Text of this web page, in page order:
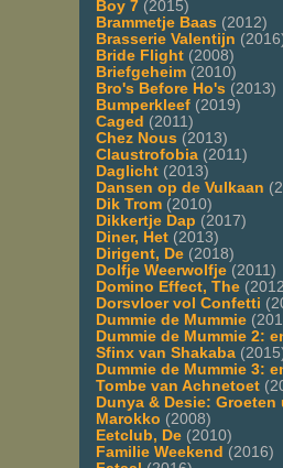
Boy 7 (2015)
Brammetje Baas (2012)
Brasserie Valentijn
Bride Flight (2008)
Briefgeheim (2010)
Bro's Before Ho's (2013)
Bumperkleef (2019)
Caged (2011)
Chez Nous (2013)
Claustrofobia (2011)
Daglicht (2013)
Dansen op de Vulkaan
Dik Trom (2010)
Dikkertje Dap (2017)
Diner, Het (2013)
Dirigent, De (2018)
Dolfje Weerwolfje (2011)
Domino Effect, The
Dorsvloer vol Confetti
Dummie de Mummie
Dummie de Mummie 2:
Sfinx van Shakaba
Dummie de Mummie 3:
Tombe van Achnetoet
Dunya & Desie: Groeten
Marokko (2008)
Eetclub, De (2010)
Familie Weekend (2016)